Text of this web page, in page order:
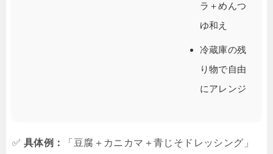
ラ＋めんつ
ゆ和え
冷蔵庫の残
り物で自由
にアレンジ
✅ 具体例：
「豆腐＋カニカマ＋青じそドレッシング」